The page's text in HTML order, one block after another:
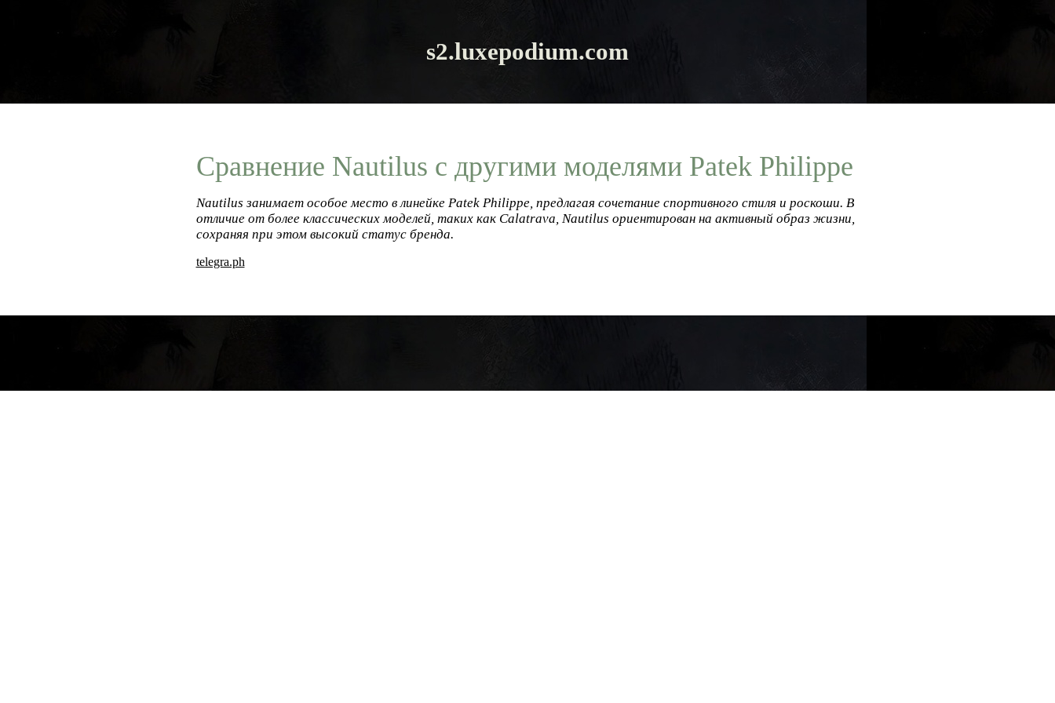
s2.luxepodium.com
Сравнение Nautilus с другими моделями Patek Philippe
Nautilus занимает особое место в линейке Patek Philippe, предлагая сочетание спортивного стиля и роскоши. В
отличие от более классических моделей, таких как Calatrava, Nautilus ориентирован на активный образ жизни,
сохраняя при этом высокий статус бренда.
telegra.ph